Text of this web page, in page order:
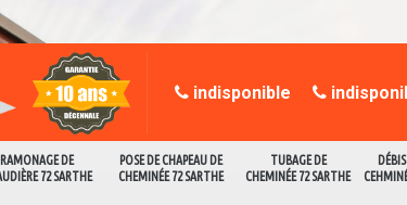
RAMONAGE DE
72 SARTHE
POSE DE CHAPEAU DE
CHEMINÉE 72 SARTHE
TUBAGE DE
CHEMINÉE 72 SARTHE
indisponible